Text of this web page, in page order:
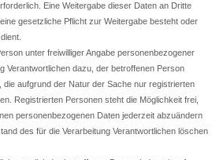
Eine Weitergabe dieser Daten an Dritte
gesetzliche Pflicht zur Weitergabe besteht oder
unter freiwilliger Angabe personenbezogener
Verantwortlichen dazu, der betroffenen Person
die aufgrund der Natur der Sache nur registrierten
Registrierten Personen steht die Möglichkeit frei,
personenbezogenen Daten jederzeit abzuändern
des für die Verarbeitung Verantwortlichen löschen